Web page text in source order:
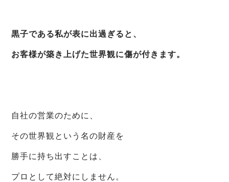
黒子である私が表に出過ぎると、
お客様が築き上げた世界観に傷が付きます。
自社の営業のために、
その世界観という名の財産を
勝手に持ち出すことは、
プロとして絶対にしません。